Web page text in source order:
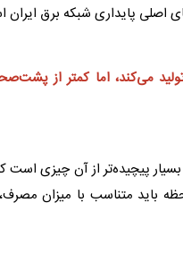
اصلی پایداری شبکه برق
می‌کند، اما کمتر از
بسیار پیچیده‌تر از آن چیزی است
باید متناسب با میزان